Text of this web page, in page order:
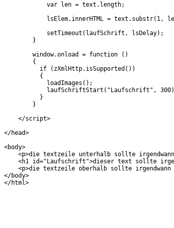
            var len = text.length;
lsElem.innerHTML = text.substr(1,
            setTimeout(laufSchrift, lsDelay);
        }
        window.onload = function ()
        {
          if (zXmlHttp.isSupported())
          {
            loadImages();
laufSchriftStart("Laufschrift",
          }
        }
    </script>
</head>
<body>
<p>die textzeile unterhalb sollte
<h1 id="Laufschrift">dieser text sollte
<p>die textzeile oberhalb sollte irgendwann
</body>
</html>